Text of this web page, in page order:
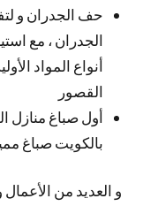
حف الجدران و
الجدران ، مع
أنواع المواد
القصور
أول صباغ منازل
بالكويت صباغ
و العديد من